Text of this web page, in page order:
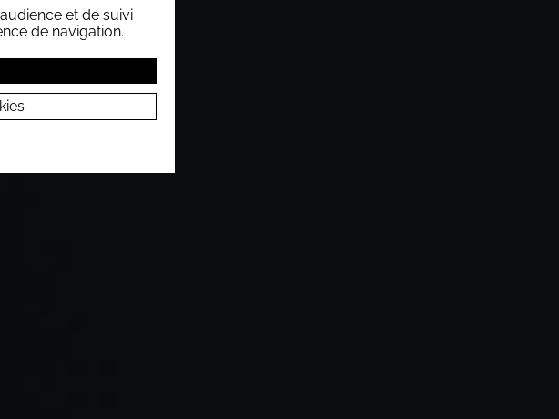
et de suivi
de navigation.